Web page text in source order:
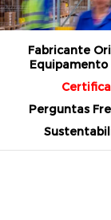
Fabricante
Perguntas